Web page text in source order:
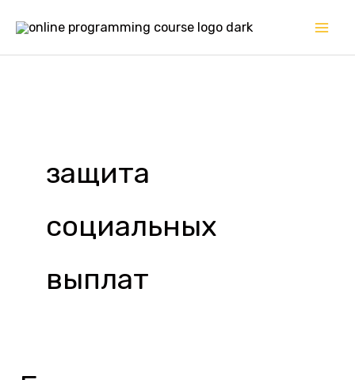
содержимому
защита
социальных
выплат